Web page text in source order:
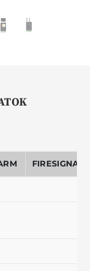
FIRESIGNAL